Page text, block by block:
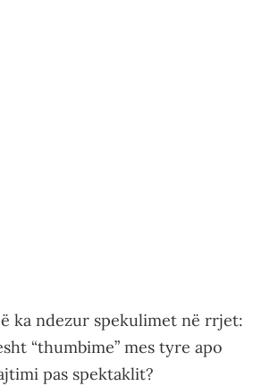
ka ndezur spekulimet në rrjet:
“thumbime” mes tyre apo
pas spektaklit?